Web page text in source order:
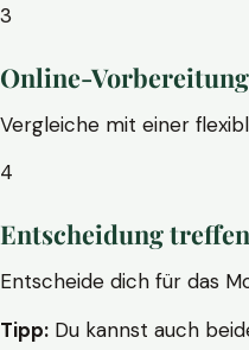
3
Online-
Vergleiche mit einer
4
Entscheidung treffen
Entscheide dich für das
Tipp: Du kannst auch